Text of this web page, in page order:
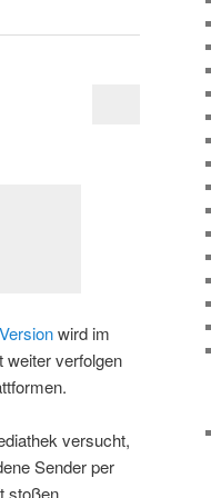
wird im
weiter verfolgen
versucht,
Sender per